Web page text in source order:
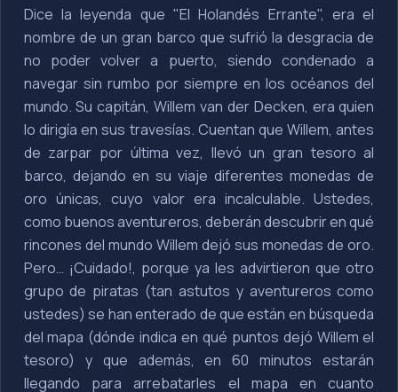
Dice la leyenda que "El Holandés Errante", era el
nombre de un gran barco que sufrió la desgracia de
no poder volver a puerto, siendo condenado a
navegar sin rumbo por siempre en los océanos del
mundo. Su capitán, Willem van der Decken, era quien
lo dirigía en sus travesías. Cuentan que Willem, antes
de zarpar por última vez, llevó un gran tesoro al
barco, dejando en su viaje diferentes monedas de
oro únicas, cuyo valor era incalculable. Ustedes,
como buenos aventureros, deberán descubrir en qué
rincones del mundo Willem dejó sus monedas de oro.
Pero… ¡Cuidado!, porque ya les advirtieron que otro
grupo de piratas (tan astutos y aventureros como
ustedes) se han enterado de que están en búsqueda
del mapa (dónde indica en qué puntos dejó Willem el
tesoro) y que además, en 60 minutos estarán
llegando para arrebatarles el mapa en cuanto